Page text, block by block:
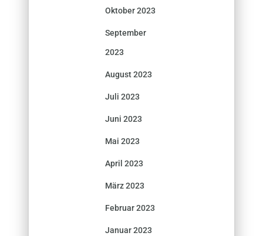
Oktober 2023
September
2023
August 2023
Juli 2023
Juni 2023
Mai 2023
April 2023
März 2023
Februar 2023
Januar 2023